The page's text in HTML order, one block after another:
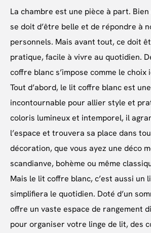
La chambre est une pièce à part.
se doit d’être belle et de répondre à
personnels. Mais avant tout, ce doit
pratique, facile à vivre au quotidien.
coffre blanc s’impose comme le choix
Tout d’abord, le lit coffre blanc est
incontournable pour allier style et
coloris lumineux et intemporel, il
l’espace et trouvera sa place dans
décoration, que vous ayez une déco
scandianve, bohème ou même
Mais le lit coffre blanc, c’est aussi un
simplifiera le quotidien. Doté d’un
offre un vaste espace de rangement
pour organiser votre linge de lit, des